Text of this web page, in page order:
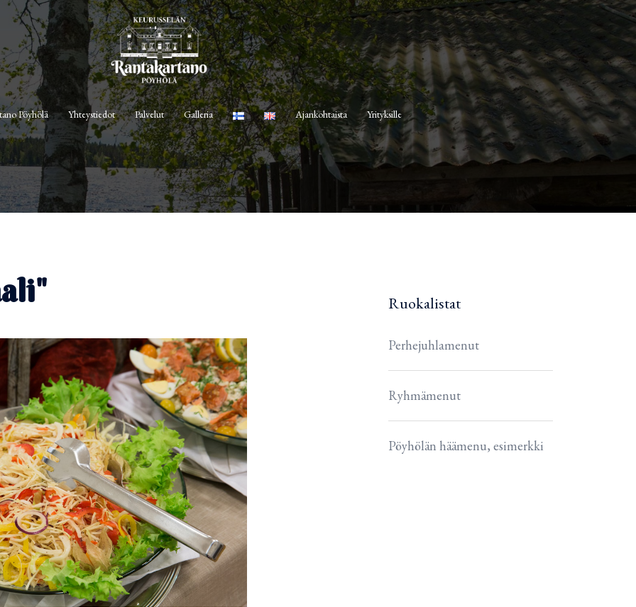
Pöyhölä Yhteystiedot Palvelut Galleria Ajankohtaista Yrityksille
Ruokalistat
Perhejuhlamenut
Ryhmämenut
Pöyhölän häämenu, esimerkki